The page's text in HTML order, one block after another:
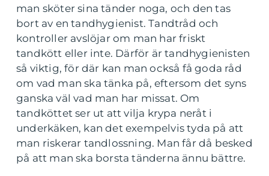
man sköter sina tänder noga, och den tas
bort av en tandhygienist. Tandtråd och
kontroller avslöjar om man har friskt
tandkött eller inte. Därför är tandhygienisten
så viktig, för där kan man också få goda råd
om vad man ska tänka på, eftersom det syns
ganska väl vad man har missat. Om
tandköttet ser ut att vilja krypa neråt i
underkäken, kan det exempelvis tyda på att
man riskerar tandlossning. Man får då besked
på att man ska borsta tänderna ännu bättre.